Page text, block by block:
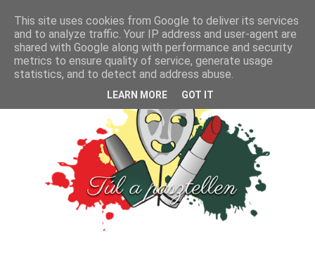
This site uses cookies from Google to deliver its services
and to analyze traffic. Your IP address and user-agent are
shared with Google along with performance and security
metrics to ensure quality of service, generate usage
statistics, and to detect and address abuse.
LEARN MORE GOT IT